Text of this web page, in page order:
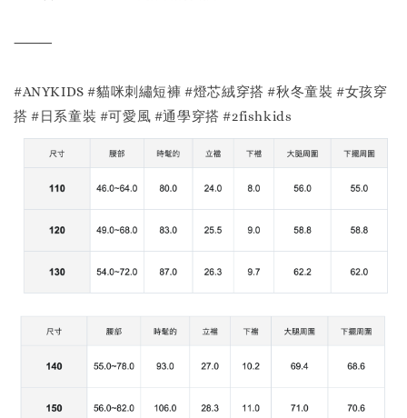
⸻
#ANYKIDS #貓咪刺繡短褲 #燈芯絨穿搭 #秋冬童裝 #女孩穿
搭 #日系童裝 #可愛風 #通學穿搭 #2fishkids